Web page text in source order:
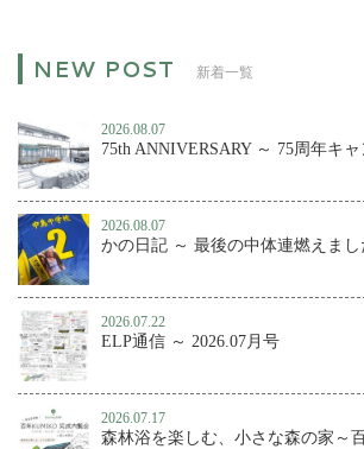
新着一覧
2026.08.07
75th ANNIVERSARY ～ 75周年キ
2026.08.07
かの日記 ～ 最後の中体連燃えまし
2026.07.22
ELP通信 ～ 2026.07月号
2026.07.17